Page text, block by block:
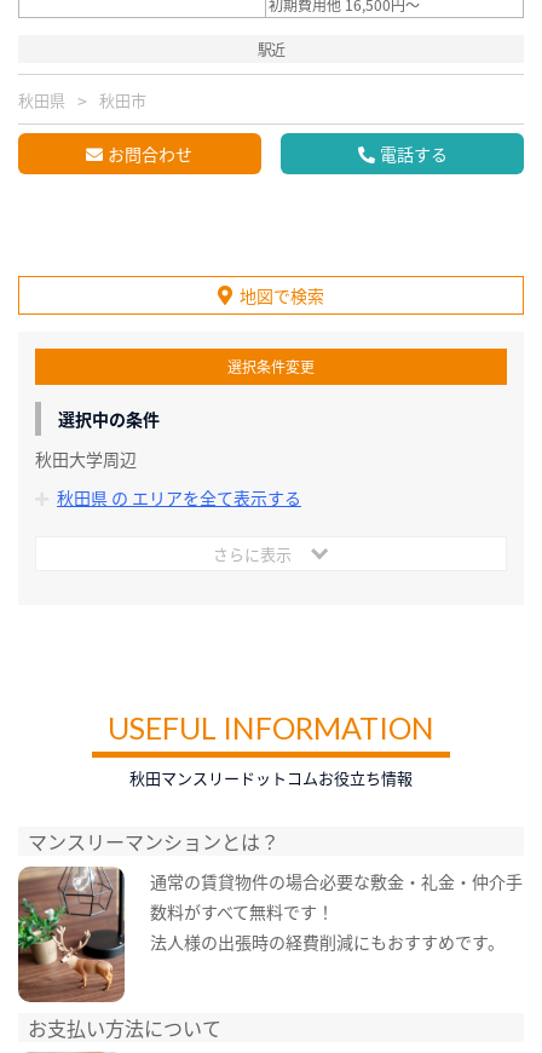
駅近
秋田県 秋田市
お問合わせ 電話する
地図で検索
選択条件変更
選択中の条件
秋田大学周辺
秋田県 の エリアを全て表示する
さらに表示
USEFUL INFORMATION
秋田マンスリードットコムお役立ち情報
マンスリーマンションとは？
通常の賃貸物件の場合必要な敷金・礼金・仲介手
数料がすべて無料です！
法人様の出張時の経費削減にもおすすめです。
お支払い方法について